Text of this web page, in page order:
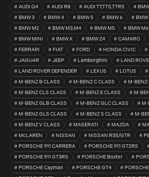
AUDI Q4
AUDI R8 AUDI TT,TTS,TTRS
BMW 3
BMW 4 BMW 5 BMW 6 BMW
BMW M2
BMW M3,M4 BMW M5 BMW M6
BMW MINI
BMW X BMW Z4 CAMARO
FERRARI
FIAT FORD HONDA CIVIC
JAGUAR
JEEP Lamborghini
LAND
LAND ROVER DEFENDER
LEXUS LOTUS
M-BENZ B CLASS
M-BENZ C CLASS
M-BENZ
M-BENZ CLS CLASS
M-BENZ E CLASS
M-
M-BENZ GLB CLASS
M-BENZ GLC CLASS
M-
M-BENZ GLS CLASS
M-BENZ S CLASS
M-
M-BENZ V CLASS
MASERATI MAZDA
McLAREN
NISSAN NISSAN R35/GTR
PORSCHE 911 CARRERA
PORSCHE 911 GT2RS
PORSCHE 911 GT3RS
PORSCHE Boxter
PORSCHE Cayman
PORSCHE GT4